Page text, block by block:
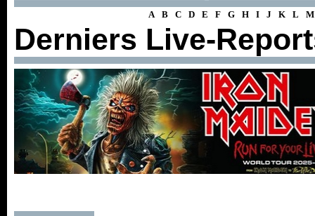
A B C D E F G H I J K L M
Derniers Live-